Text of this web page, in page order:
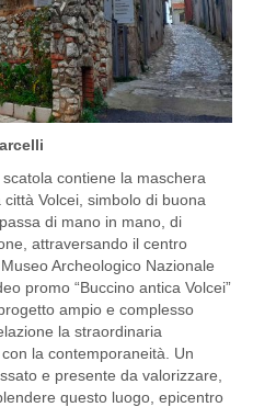
contiene la maschera
Volcei, simbolo di buona
di mano in mano, di
attraversando il centro
Archeologico Nazionale
promo “Buccino antica Volcei”
ampio e complesso
la straordinaria
la contemporaneità. Un
e presente da valorizzare,
questo luogo, epicentro